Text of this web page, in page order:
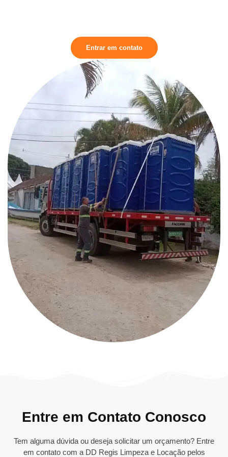
Entrar em contato
Entre em Contato Conosco
Tem alguma dúvida ou deseja solicitar um orçamento? Entre
em contato com a DD Regis Limpeza e Locação pelos